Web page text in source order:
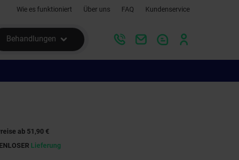
Wie es funktioniert Über uns FAQ Kundenservice
Behandlungen
ab 51,90 €
Lieferung